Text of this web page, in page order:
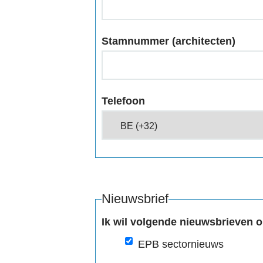
Stamnummer (architecten)
Telefoon
Nieuwsbrief
Ik wil volgende nieuwsbrieven
EPB sectornieuws